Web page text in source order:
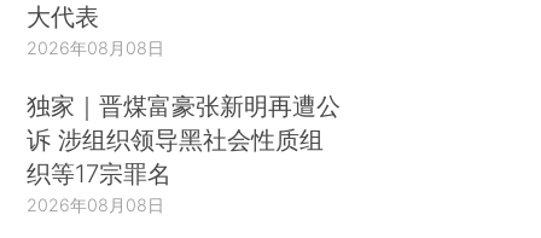
大代表
2026年08月08日
独家｜晋煤富豪张新明再遭公
诉 涉组织领导黑社会性质组
织等17宗罪名
2026年08月08日